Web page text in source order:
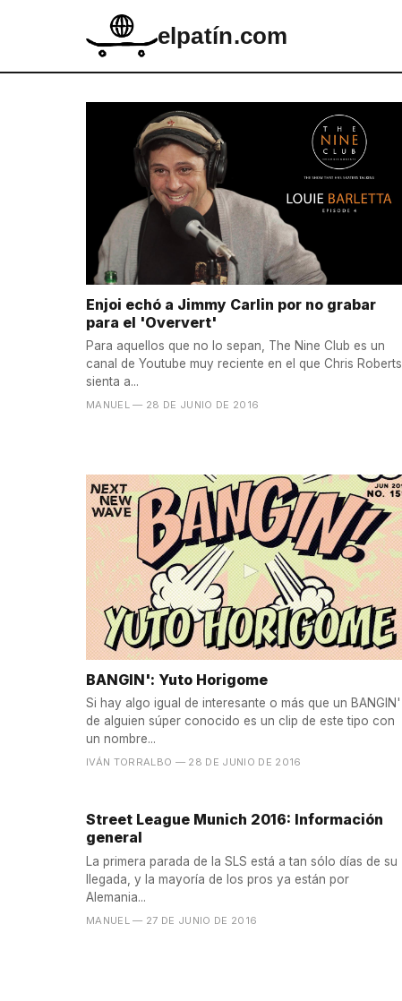
elpatín.com
Enjoi echó a Jimmy Carlin por no grabar
para el 'Oververt'
Para aquellos que no lo sepan, The Nine Club es un
canal de Youtube muy reciente en el que Chris Roberts
sienta a...
MANUEL — 28 DE JUNIO DE 2016
BANGIN': Yuto Horigome
Si hay algo igual de interesante o más que un BANGIN'
de alguien súper conocido es un clip de este tipo con
un nombre...
IVÁN TORRALBO — 28 DE JUNIO DE 2016
Street League Munich 2016: Información
general
La primera parada de la SLS está a tan sólo días de su
llegada, y la mayoría de los pros ya están por
Alemania...
MANUEL — 27 DE JUNIO DE 2016